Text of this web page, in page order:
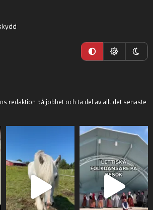
redaktion på jobbet och ta del av allt det senaste